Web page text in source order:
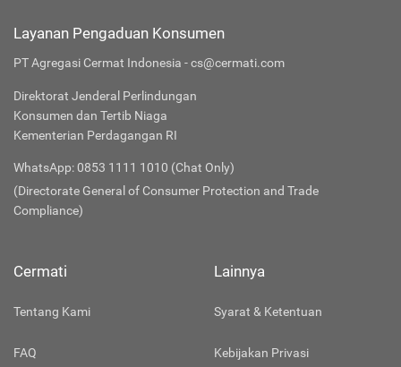
Layanan Pengaduan Konsumen
PT Agregasi Cermat Indonesia - cs@cermati.com
Direktorat Jenderal Perlindungan
Konsumen dan Tertib Niaga
Kementerian Perdagangan RI
WhatsApp: 0853 1111 1010 (Chat Only)
(Directorate General of Consumer Protection and Trade
Compliance)
Cermati
Tentang Kami
FAQ
Lainnya
Syarat & Ketentuan
Kebijakan Privasi